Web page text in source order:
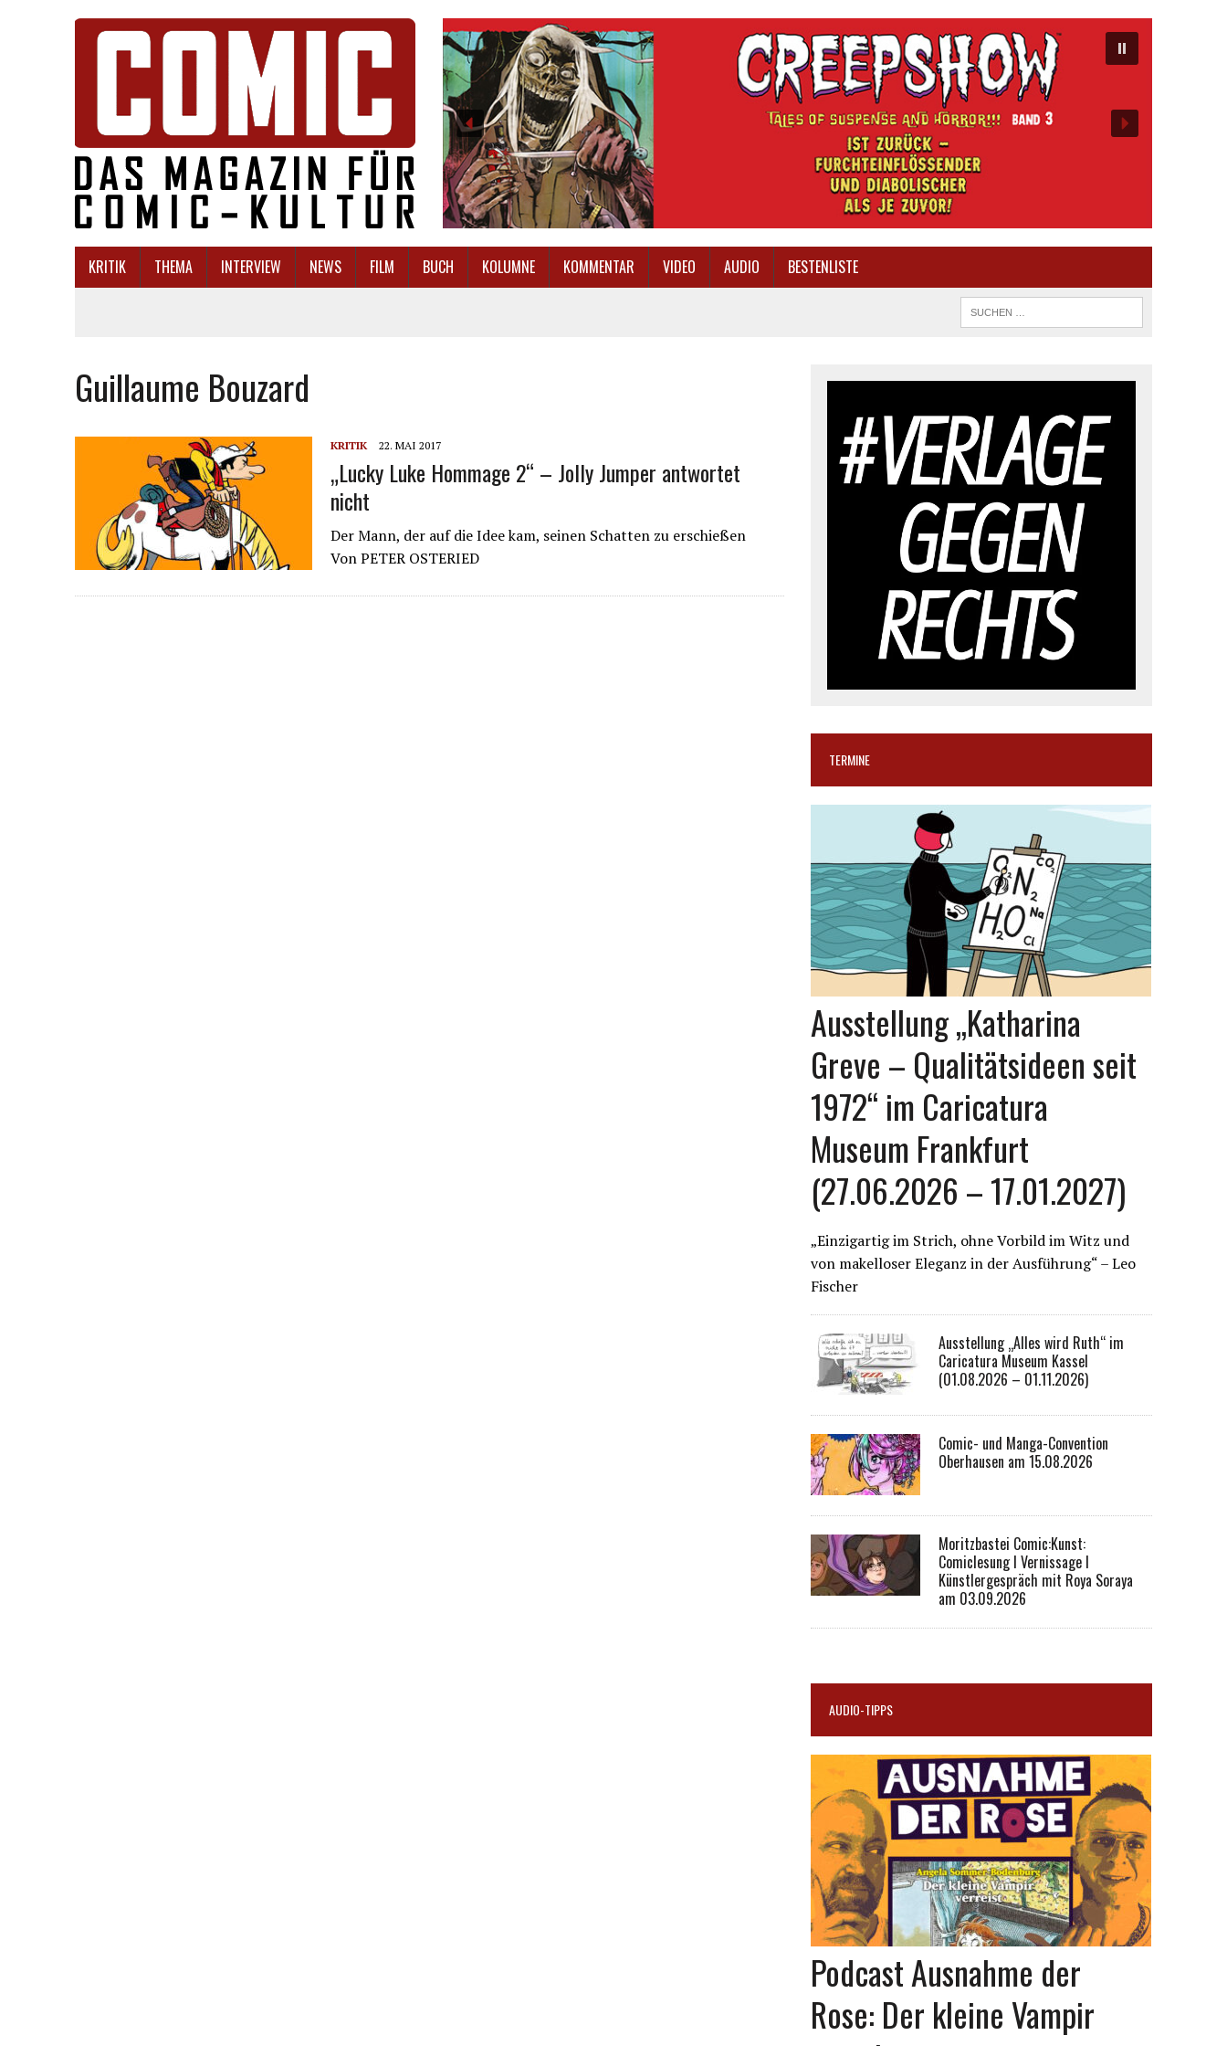
KRITIK THEMA INTERVIEW NEWS FILM BUCH KOLUMNE KOMMENTAR VIDEO AUDIO BESTENLISTE
Guillaume Bouzard
KRITIK 22. MAI 2017
„Lucky Luke Hommage 2“ – Jolly Jumper antwortet
nicht
Der Mann, der auf die Idee kam, seinen Schatten zu erschießen
Von PETER OSTERIED
TERMINE
Ausstellung „Katharina
Greve – Qualitätsideen seit
1972“ im Caricatura
Museum Frankfurt
(27.06.2026 – 17.01.2027)
„Einzigartig im Strich, ohne Vorbild im Witz und
von makelloser Eleganz in der Ausführung“ – Leo
Fischer
Ausstellung „Alles wird Ruth“ im
Caricatura Museum Kassel
(01.08.2026 – 01.11.2026)
Comic- und Manga-Convention
Oberhausen am 15.08.2026
Moritzbastei Comic:Kunst:
Comiclesung I Vernissage I
Künstlergespräch mit Roya Soraya
am 03.09.2026
AUDIO-TIPPS
Podcast Ausnahme der
Rose: Der kleine Vampir